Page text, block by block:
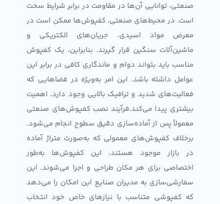
صنعتی، توانایی آن‌ها در مقاومت در برابر شرایط سخت
است. در محیط‌های صنعتی، کفپوش‌ها ممکن است در
معرض مواد اسیدی، جریان‌های الکتریکی و
ماشین‌آلات سنگین قرار گیرند. بنابراین، یک کفپوش
مناسب باید بتواند دوام و ماندگاری کافی در برابر این
عوامل داشته باشد. این امر به‌ویژه در فضاهایی که
فعالیت‌های شدید و ترافیک بالایی وجود دارد، اهمیت
بیشتری پیدا می‌کند.فرآیند نصب کفپوش‌های صنعتی
معمولاً پس از آماده‌سازی دقیق سطوح انجام می‌شود.
برخلاف کفپوش‌های معمولی که به‌صورت متراژ آماده
در بازار موجود هستند، این کفپوش‌ها به‌طور
اختصاصی برای هر مکان طراحی و اجرا می‌شوند. این
سفارشی‌سازی به مدیران صنایع این امکان را می‌دهد
که کفپوشی متناسب با نیازهای خاص خود انتخاب